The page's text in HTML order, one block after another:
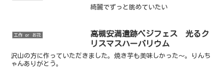
綺麗でずっと眺めていたい
工作 or お花
高槻安満遺跡ベジフェス 光るク
リスマスハーバリウム
沢山の方に作っていただきました。焼き芋も美味しかった～。りんち
ゃんありがとう。